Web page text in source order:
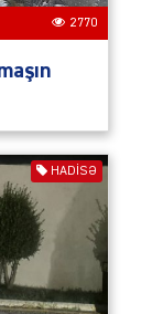
2770
HADISƏ